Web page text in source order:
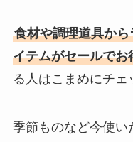
食材や調理道具か
イテムがセールでお
る人はこまめにチェ
季節ものなど今使い